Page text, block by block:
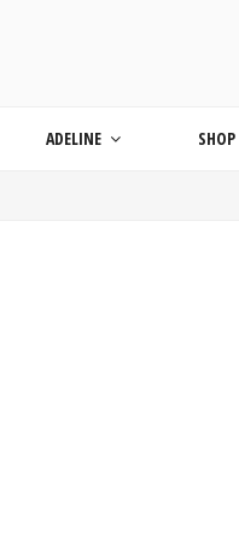
ADELINE SHOP